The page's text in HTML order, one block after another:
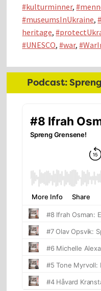
kulturminner,
museumsInUkraine,
heritage,
UNESCO, war,
Hoved
Podcast: